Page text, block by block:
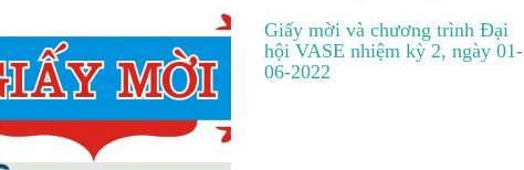
Giấy mời và chương trình Đại
hội VASE nhiệm kỳ 2, ngày 01-
06-2022